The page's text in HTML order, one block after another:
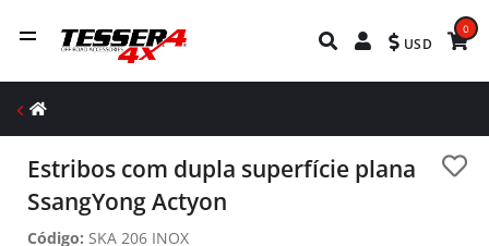
USD
0
Estribos com dupla superfície plana
SsangYong Actyon
Código: SKA 206 INOX